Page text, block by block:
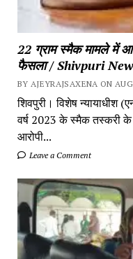
22 ग्राम स्मैक मामले में
फैसला / Shivpuri
BY AJEYRAJSAXENA ON
शिवपुरी। विशेष न्यायाधीश
वर्ष 2023 के स्मैक तस्करी के
आरोपी...
Leave a Comment